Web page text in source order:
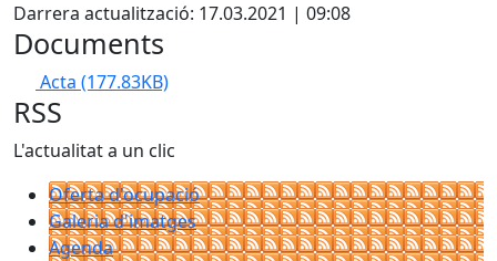
Darrera actualització: 17.03.2021 | 09:08
Documents
Acta (177.83KB)
RSS
L'actualitat a un clic
Oferta d'ocupació
Galeria d'imatges
Agenda